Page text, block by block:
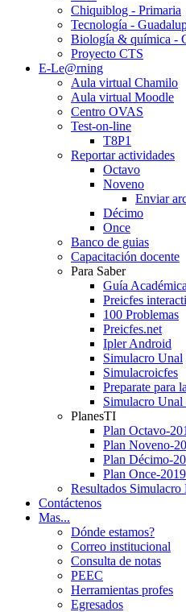
Chiquiblog - Primaria
Tecnología -
Biología & química -
Proyecto CTS
E-Le@rning
Aula virtual Chamilo
Aula virtual Moodle
Centro OVAS
Test-on-line
T8P1
Reportar actividades
Octavo
Noveno
Enviar
Décimo
Once
Banco de guias
Capacitación docente
Para Saber
Guía Académica
Preicfes
100 Problemas
Preicfes.net
Ipler Android
Simulacro Unal
Simulacroicfes
Preparate para
Simulacro
PlanesTI
Plan Octavo-
Plan Noveno-
Plan Décimo-
Plan Once-2019
Resultados Simulacro
Contáctenos
Mas...
Dónde estamos?
Correo institucional
Consulta de notas
PEEC
Herramientas profes
Egresados